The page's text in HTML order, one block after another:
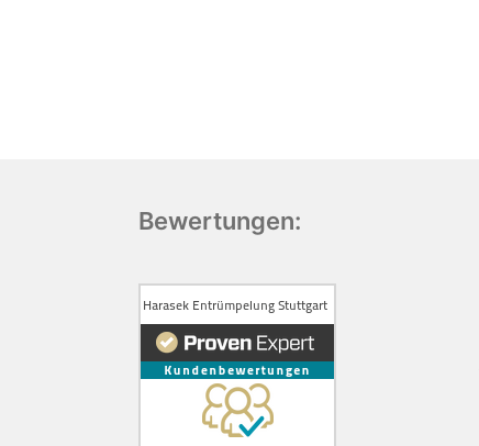
Bewertungen: